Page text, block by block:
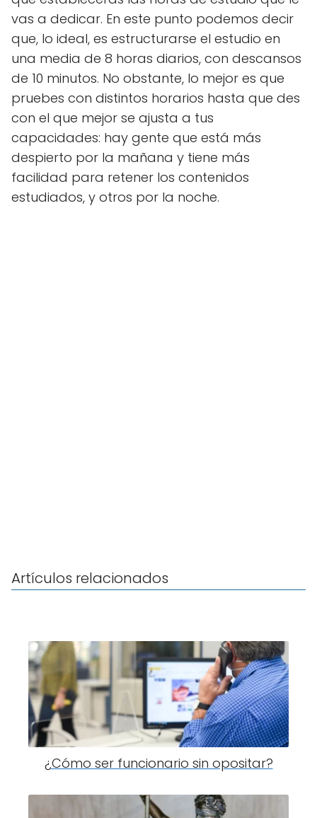
vas a dedicar. En este punto podemos decir
que, lo ideal, es estructurarse el estudio en
una media de 8 horas diarios, con descansos
de 10 minutos. No obstante, lo mejor es que
pruebes con distintos horarios hasta que des
con el que mejor se ajusta a tus
capacidades: hay gente que está más
despierto por la mañana y tiene más
facilidad para retener los contenidos
estudiados, y otros por la noche.
Artículos relacionados
¿Cómo ser funcionario sin opositar?